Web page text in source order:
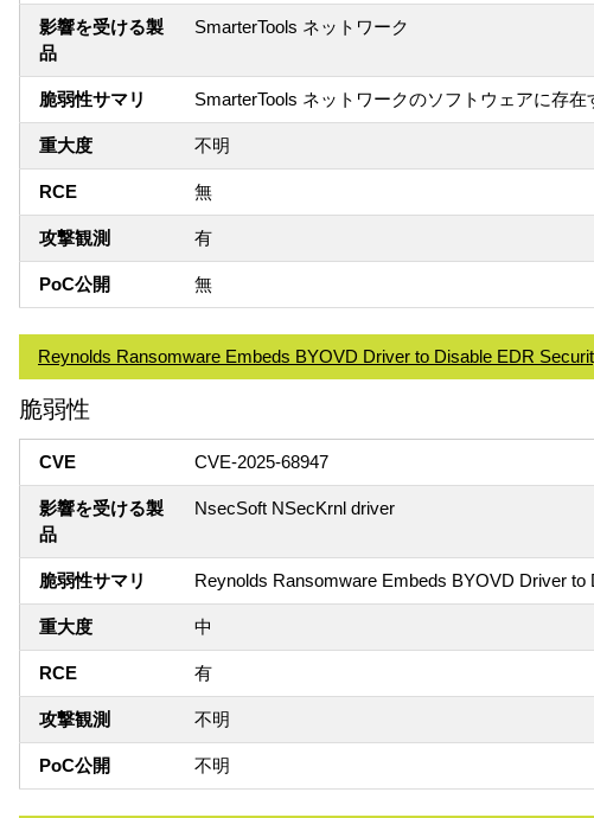
影響を受ける製
品
SmarterTools ネットワーク
脆弱性サマリ SmarterTools ネットワークのソフトウェアに存在
重大度 不明
RCE 無
攻撃観測 有
PoC公開 無
Reynolds Ransomware Embeds BYOVD Driver to Disable EDR
脆弱性
CVE CVE-2025-68947
影響を受ける製
品
NsecSoft NSecKrnl driver
脆弱性サマリ Reynolds Ransomware Embeds BYOVD Driver to
重大度 中
RCE 有
攻撃観測 不明
PoC公開 不明